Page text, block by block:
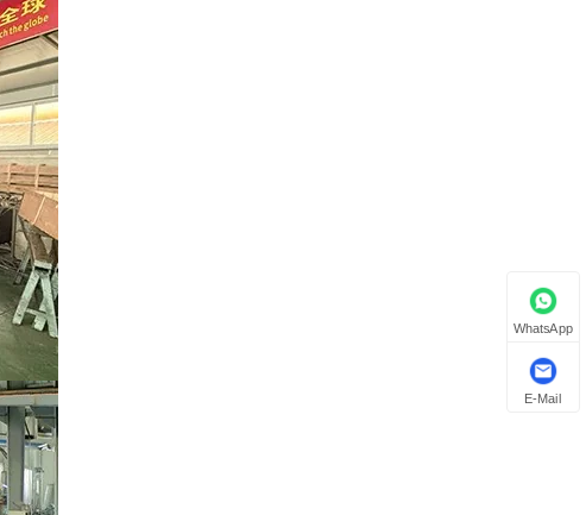
WhatsApp
E-Mail